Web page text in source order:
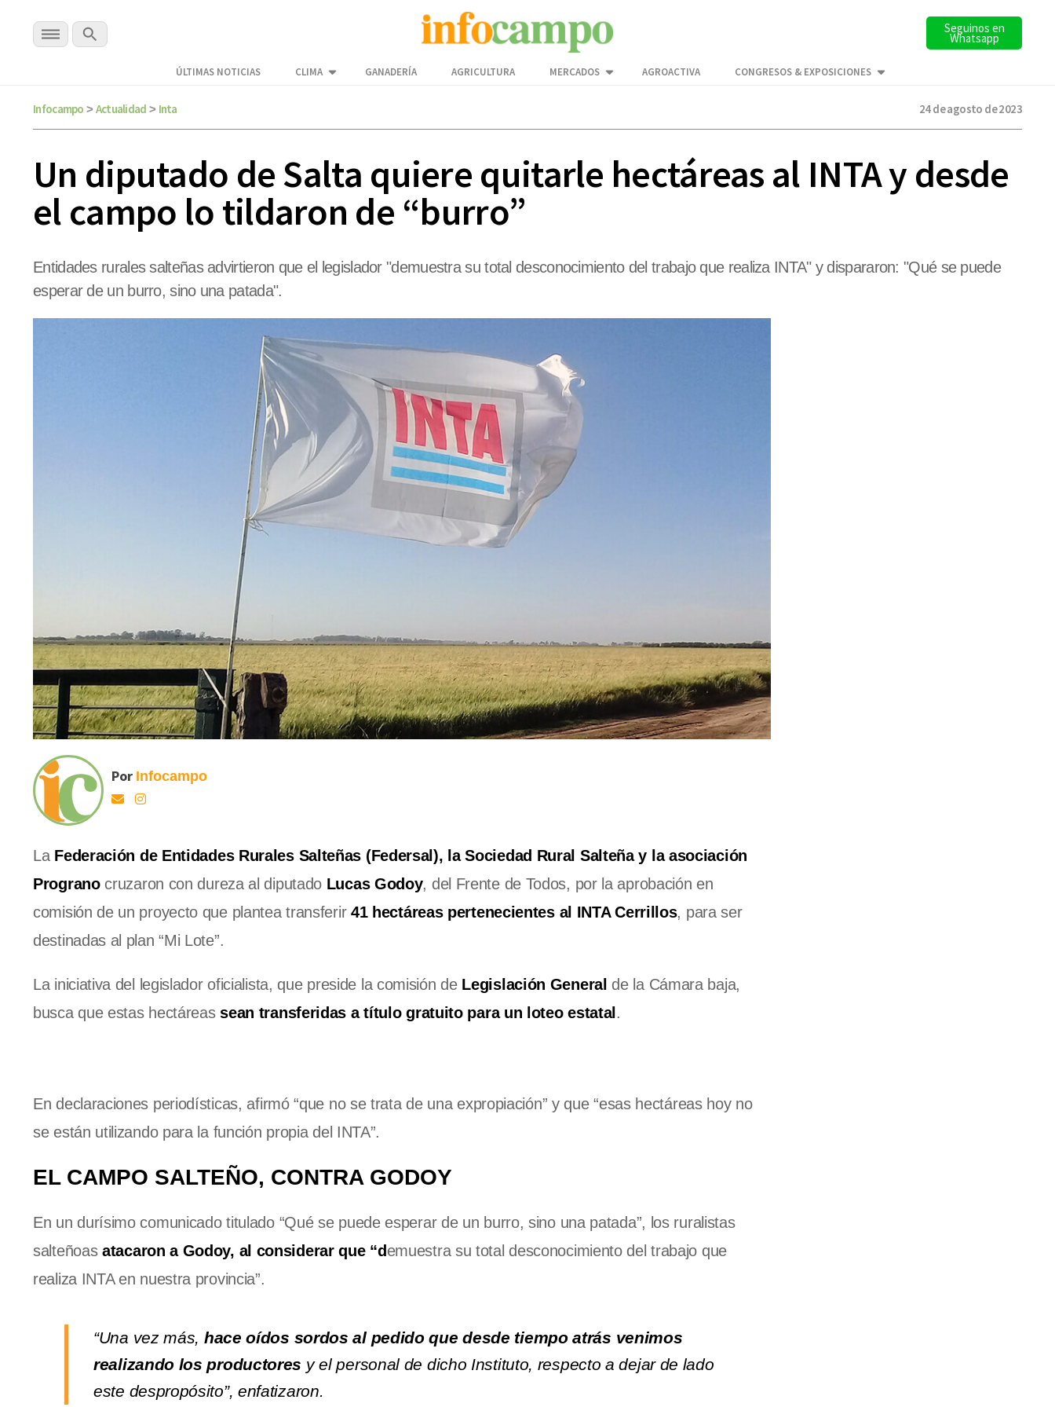
Seguinos en
Whatsapp
ÚLTIMAS NOTICIAS CLIMA GANADERÍA AGRICULTURA MERCADOS AGROACTIVA CONGRESOS & EXPOSICIONES
Infocampo > Actualidad > Inta 24 de agosto de 2023
Un diputado de Salta quiere quitarle hectáreas al INTA y desde
el campo lo tildaron de “burro”
Entidades rurales salteñas advirtieron que el legislador "demuestra su total desconocimiento del trabajo que realiza INTA" y dispararon: "Qué se puede
esperar de un burro, sino una patada".
Por Infocampo
La Federación de Entidades Rurales Salteñas (Federsal), la Sociedad Rural Salteña y la asociación
Prograno cruzaron con dureza al diputado Lucas Godoy, del Frente de Todos, por la aprobación en
comisión de un proyecto que plantea transferir 41 hectáreas pertenecientes al INTA Cerrillos, para ser
destinadas al plan “Mi Lote”.
La iniciativa del legislador oficialista, que preside la comisión deLegislación General de la Cámara baja,
busca que estas hectáreassean transferidas a título gratuito para un loteo estatal .
En declaraciones periodísticas, afirmó “que no se trata de una expropiación” y que “esas hectáreas hoy no
se están utilizando para la función propia del INTA”.
EL CAMPO SALTEÑO, CONTRA GODOY
En un durísimo comunicado titulado “Qué se puede esperar de un burro, sino una patada”, los ruralistas
salteñoas atacaron a Godoy, al considerar que “demuestra su total desconocimiento del trabajo que
realiza INTA en nuestra provincia”.
“Una vez más, hace oídos sordos al pedido que desde tiempo atrás venimos
realizando los productores y el personal de dicho Instituto, respecto a dejar de lado
este despropósito”, enfatizaron.